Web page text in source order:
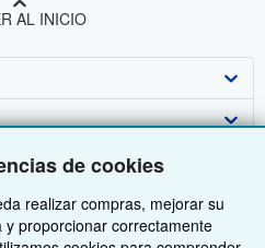
de cookies
realizar compras, mejorar su
proporcionar correctamente
AL INICIO